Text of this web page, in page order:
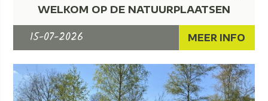
WELKOM OP DE NATUURPLAATSEN
15-07-2026 MEER INFO